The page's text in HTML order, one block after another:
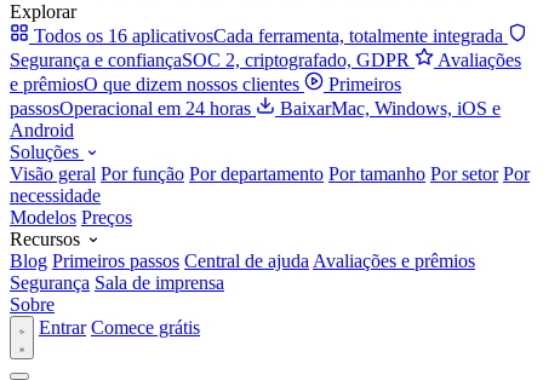
Explorar
Todos os 16 aplicativosCada ferramenta, totalmente integrada
Segurança e confiançaSOC 2, criptografado, GDPR
Avaliações
e prêmiosO que dizem nossos clientes
Primeiros
passosOperacional em 24 horas BaixarMac, Windows, iOS e
Android
Soluções
Visão geral Por função Por departamento Por tamanho Por setor Por
necessidade
Modelos Preços
Recursos
Blog Primeiros passos Central de ajuda Avaliações e prêmios
Segurança Sala de imprensa
Sobre
Entrar Comece grátis